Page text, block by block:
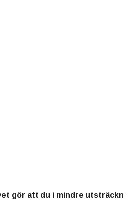
gör att du i mindre